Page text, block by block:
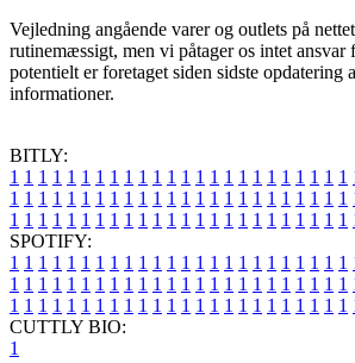
Vejledning angående varer og outlets på
rutinemæssigt, men vi påtager os intet ansvar
potentielt er foretaget siden sidste opdatering
informationer.
BITLY:
1 1 1 1 1 1 1 1 1 1 1 1 1 1 1 1 1 1 1 1 1 1 1 1
1 1 1 1 1 1 1 1 1 1 1 1 1 1 1 1 1 1 1 1 1 1 1 1
1 1 1 1 1 1 1 1 1 1 1 1 1 1 1 1 1 1 1 1 1 1 1 1
SPOTIFY:
1 1 1 1 1 1 1 1 1 1 1 1 1 1 1 1 1 1 1 1 1 1 1 1
1 1 1 1 1 1 1 1 1 1 1 1 1 1 1 1 1 1 1 1 1 1 1 1
1 1 1 1 1 1 1 1 1 1 1 1 1 1 1 1 1 1 1 1 1 1 1 1
CUTTLY BIO:
1